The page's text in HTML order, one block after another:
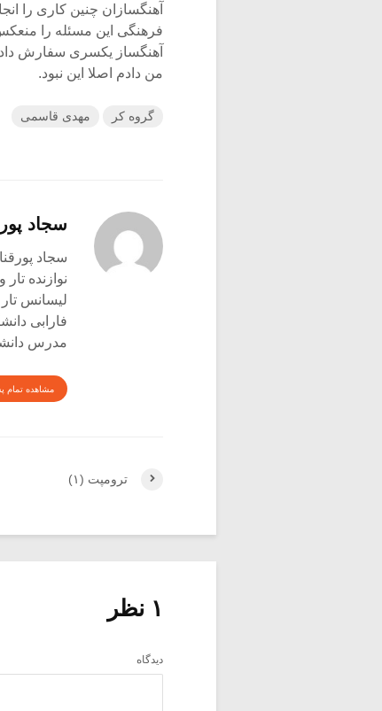
آهنگسازان چنین کاری را
فرهنگی این مسئله را منعکس
آهنگساز یکسری سفارش
من دادم اصلا این نبود.
گروه کر مهدی قاسمی
سجاد
سجاد پورقناد
نوازنده
لیسانس
فارابی
مدرس
مشاهده تمام
ترومپت (۱)
۱ نظر
دیدگاه